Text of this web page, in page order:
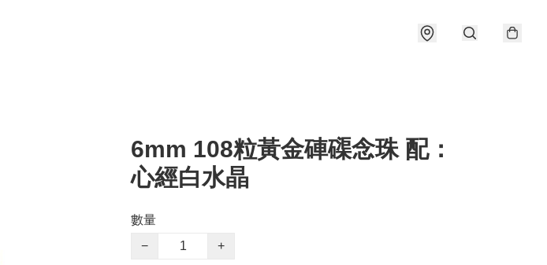
6mm 108粒黃金硨磲念珠 配：
心經白水晶
數量
−
+